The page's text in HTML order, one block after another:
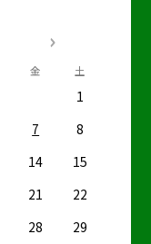
金 土
1
7
8
14
15
21
22
28
29